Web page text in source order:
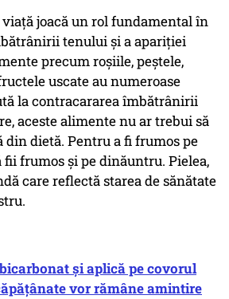
joacă un rol fundamental în
tenului și a apariției
precum roșiile, peștele,
uscate au numeroase
la contracararea îmbătrânirii
aceste alimente nu ar trebui să
din dietă. Pentru a fi frumos pe
frumos și pe dinăuntru. Pielea,
care reflectă starea de sănătate
și aplică pe covorul
vor rămâne amintire